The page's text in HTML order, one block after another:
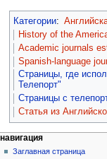
Категории:
History of the
Academic journals
Spanish-language
Страницы, где
Телепорт"
Страницы с
Статья из
навигация
Заглавная страница